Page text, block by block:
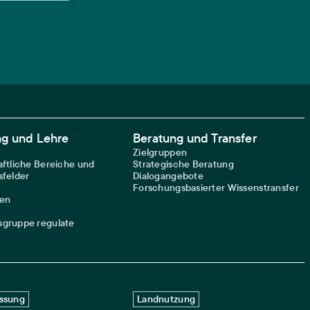
und Lehre
Bereiche und
regulate
Beratung und Transfer
Zielgruppen
Strategische Beratung
Dialogangebote
Forschungsbasierter Wissenstransfer
Landnutzung